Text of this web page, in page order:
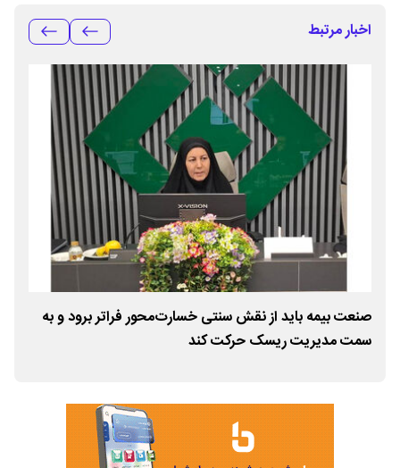
اخبار مرتبط
صنعت بیمه باید از نقش سنتی خسارت‌محور فراتر برود و به
سمت مدیریت ریسک حرکت کند